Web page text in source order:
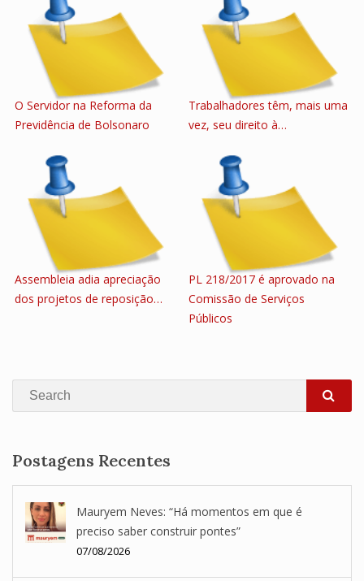
O Servidor na Reforma da
Previdência de Bolsonaro
Trabalhadores têm, mais uma
vez, seu direito à…
Assembleia adia apreciação
dos projetos de reposição…
PL 218/2017 é aprovado na
Comissão de Serviços
Públicos
Search
Postagens Recentes
Mauryem Neves: “Há momentos em que é
preciso saber construir pontes”
07/08/2026